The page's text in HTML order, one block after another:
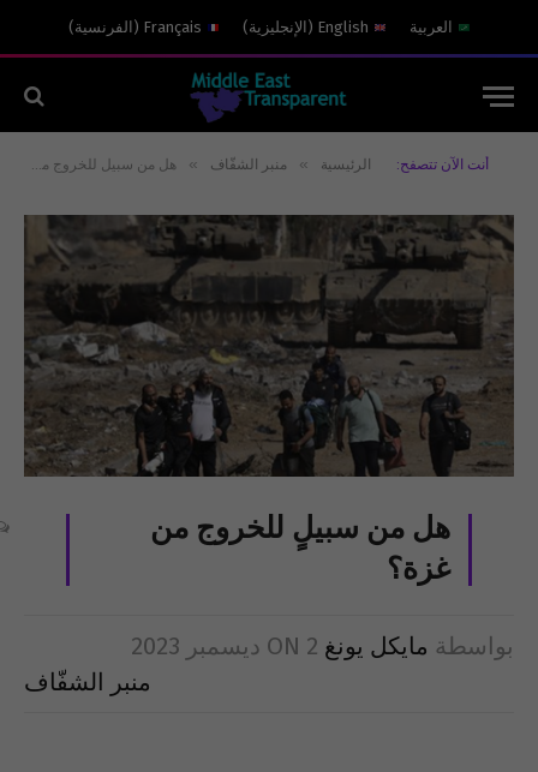
العربية English
( الإنجليزية)
Français
( الفرنسية)
أنت الآن تتصفح: الرئيسية » منبر الشفّاف » هل من سبيلٍ للخروج من غزة؟
هل من سبيلٍ للخروج من
غزة؟
بواسطة مايكل يونغ ON 2 ديسمبر 2023
منبر الشفّاف